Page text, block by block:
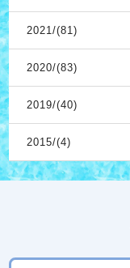
2021/(81)
2020/(83)
2019/(40)
2015/(4)